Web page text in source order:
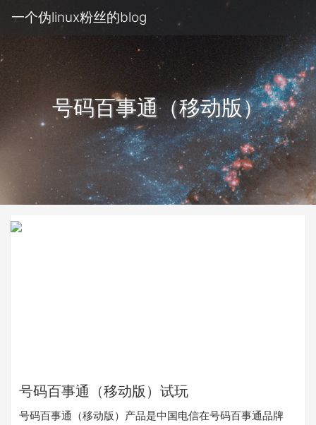
一个伪linux粉丝的blog
号码百事通（移动版）
号码百事通（移动版）试玩
号码百事通（移动版）产品是中国电信在号码百事通品牌